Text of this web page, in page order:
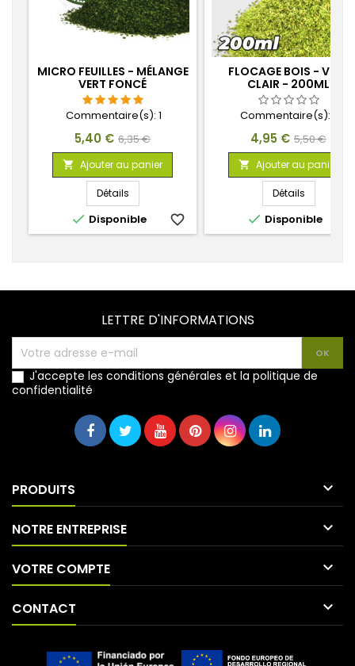
MICRO FEUILLES - MÉLANGE
VERT FONCÉ
Commentaire(s): 1
Prix
5,40 € Prix
de
base
6,35 €
 Ajouter au panier
Détails
 Disponible favorite_border
FLOCAGE BOIS - VERT
CLAIR - 200ML
Commentaire(s):
Prix
4,95 € Prix
de
base
5,50 €
 Ajouter au panier
Détails
 Disponible
LETTRE D'INFORMATIONS
J'accepte les conditions générales et la politique de
confidentialité
PRODUITS 
NOTRE ENTREPRISE 
VOTRE COMPTE 
CONTACT 